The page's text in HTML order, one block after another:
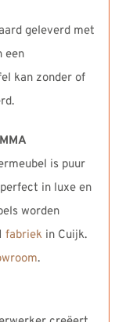
geleverd met
een
kan zonder of
is puur
in luxe en
worden
fabriekin Cuijk.
.